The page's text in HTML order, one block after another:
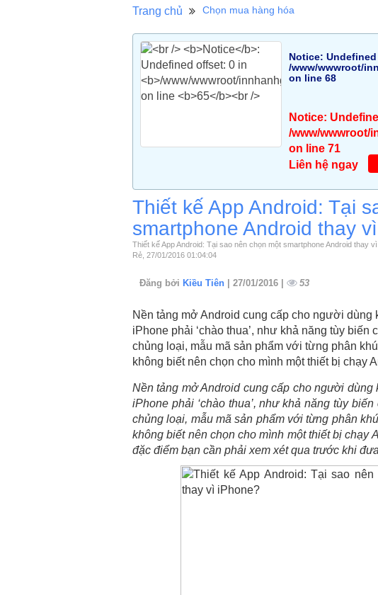
Trang chủ Chọn mua hàng hóa
Notice:
/www/wwwroot/
on line 68
Notice:
/www/wwwroot/
on line 71
Liên hệ ngay
Thiết kế App Android: Tại
smartphone Android thay
Thiết kế App Android: Tại sao nên chọn một smartphone Android thay
Rẻ, 27/01/2016 01:04:04
Đăng bởi Kiều Tiên | 27/01/2016 | 53
Nền tảng mở Android cung cấp cho người
iPhone phải ‘chào thua’, như khả năng tùy
chủng loại, mẫu mã sản phẩm với từng phân
không biết nên chọn cho mình một thiết bị chạy
Nền tảng mở Android cung cấp cho người
iPhone phải ‘chào thua’, như khả năng tùy
chủng loại, mẫu mã sản phẩm với từng phân
không biết nên chọn cho mình một thiết bị chạy
đặc điểm bạn cần phải xem xét qua trước khi